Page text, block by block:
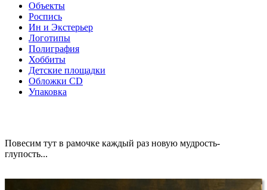
Объекты
Роспись
Ин и Экстерьер
Логотипы
Полиграфия
Хоббиты
Детские площадки
Обложки CD
Упаковка
Повесим тут в рамочке каждый раз новую мудрость-
глупость...